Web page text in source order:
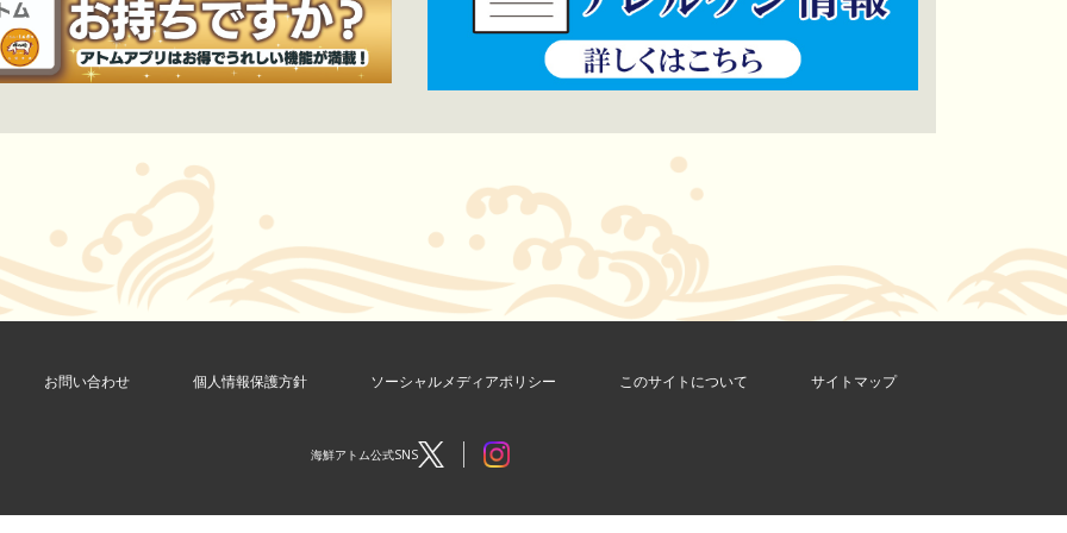
お問い合わせ 個人情報保護方針 ソーシャルメディアポリシー このサイトについて サイトマップ
海鮮アトム公式SNS